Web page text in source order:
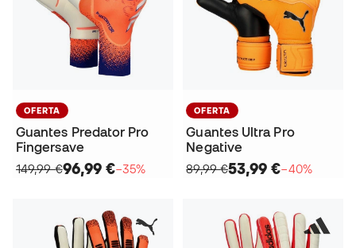
OFERTA
Guantes Predator Pro
Fingersave
149,99 €96,99 €−35%
OFERTA
Guantes Ultra Pro
Negative
89,99 €53,99 €−40%